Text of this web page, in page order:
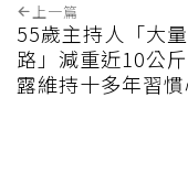
上一篇
55歲主持人「大
路」減重近10公
露維持十多年習